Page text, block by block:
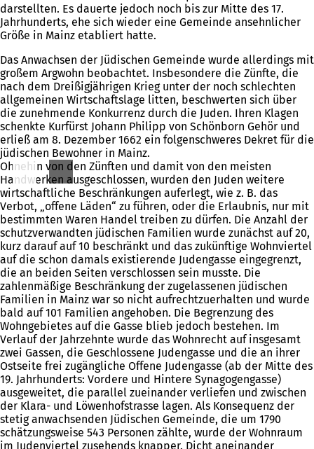
darstellten. Es dauerte jedoch noch bis zur Mitte des 17.
Jahrhunderts, ehe sich wieder eine Gemeinde ansehnlicher
Größe in Mainz etabliert hatte.
Das Anwachsen der Jüdischen Gemeinde wurde allerdings mit
großem Argwohn beobachtet. Insbesondere die Zünfte, die
nach dem Dreißigjährigen Krieg unter der noch schlechten
allgemeinen Wirtschaftslage litten, beschwerten sich über
die zunehmende Konkurrenz durch die Juden. Ihren Klagen
schenkte Kurfürst Johann Philipp von Schönborn Gehör und
erließ am 8. Dezember 1662 ein folgenschweres Dekret für die
jüdischen Bewohner in Mainz.
Ohnehin von den Zünften und damit von den meisten
Handwerken ausgeschlossen, wurden den Juden weitere
wirtschaftliche Beschränkungen auferlegt, wie z. B. das
Verbot, „offene Läden“ zu führen, oder die Erlaubnis, nur mit
bestimmten Waren Handel treiben zu dürfen. Die Anzahl der
schutzverwandten jüdischen Familien wurde zunächst auf 20,
kurz darauf auf 10 beschränkt und das zukünftige Wohnviertel
auf die schon damals existierende Judengasse eingegrenzt,
die an beiden Seiten verschlossen sein musste. Die
zahlenmäßige Beschränkung der zugelassenen jüdischen
Familien in Mainz war so nicht aufrechtzuerhalten und wurde
bald auf 101 Familien angehoben. Die Begrenzung des
Wohngebietes auf die Gasse blieb jedoch bestehen. Im
Verlauf der Jahrzehnte wurde das Wohnrecht auf insgesamt
zwei Gassen, die Geschlossene Judengasse und die an ihrer
Ostseite frei zugängliche Offene Judengasse (ab der Mitte des
19. Jahrhunderts: Vordere und Hintere Synagogengasse)
ausgeweitet, die parallel zueinander verliefen und zwischen
der Klara- und Löwenhofstrasse lagen. Als Konsequenz der
stetig anwachsenden Jüdischen Gemeinde, die um 1790
schätzungsweise 543 Personen zählte, wurde der Wohnraum
im Judenviertel zusehends knapper. Dicht aneinander